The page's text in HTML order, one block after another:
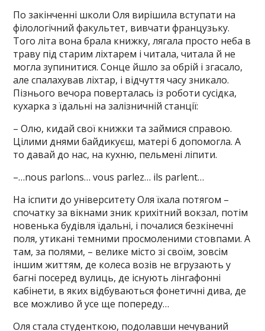
По закінченні школи Оля вирішила вступати на
філологічний факультет, вивчати французьку.
Того літа вона брала книжку, лягала просто неба в
траву під старим ліхтарем і читала, читала й не
могла зупинитися. Сонце йшло за обрій і згасало,
але спалахував ліхтар, і відчуття часу зникало.
Пізнього вечора поверталась із роботи сусідка,
кухарка з їдальні на залізничній станції:
– Олю, кидай свої книжки та займися справою.
Цілими днями байдикуєш, матері б допомогла. А
то давай до нас, на кухню, пельмені ліпити.
–…nous parlons… vous parlez… ils parlent…
На іспити до університету Оля їхала потягом –
спочатку за вікнами зник крихітний вокзал, потім
новенька будівля їдальні, і почалися безкінечні
поля, утикані темними просмоленими стовпами. А
там, за полями, – велике місто зі своїм, зовсім
іншим життям, де колеса возів не вгрузають у
багні посеред вулиць, де існують лінгафонні
кабінети, в яких відбуваються фонетичні дива, де
все можливо й усе ще попереду…
Оля стала студенткою, подолавши нечуваний